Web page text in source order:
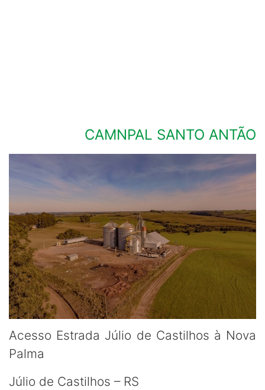
CAMNPAL SANTO ANTÃO
Acesso Estrada Júlio de Castilhos à Nova
Palma
Júlio de Castilhos – RS